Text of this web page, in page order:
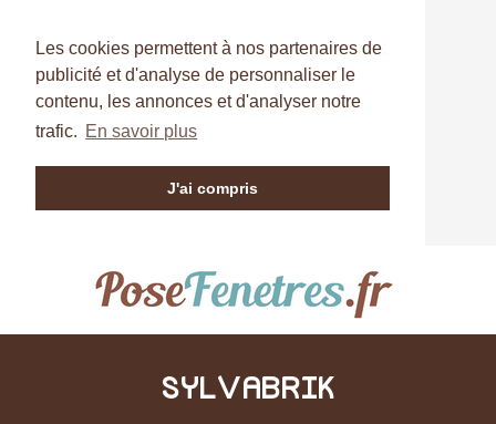
Les cookies permettent à nos partenaires de
publicité et d'analyse de personnaliser le
contenu, les annonces et d'analyser notre
trafic. En savoir plus
J'ai compris
SYLVABRIK